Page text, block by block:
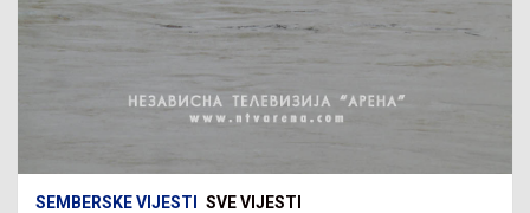
SEMBERSKE VIJESTI SVE VIJESTI